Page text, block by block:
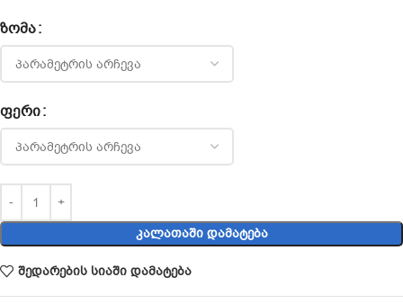
ᲖᲝᲛᲐ
ᲤᲔᲠᲘ
ᲙᲐᲚᲐᲗᲐᲨᲘ ᲓᲐᲛᲐᲢᲔᲑᲐ
შედარების სიაში დამატება